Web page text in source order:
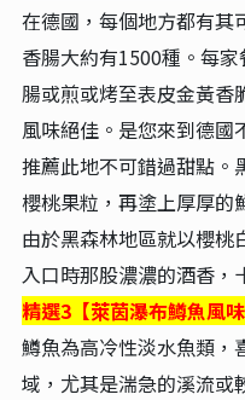
在德國，每個地方都有其
香腸大約有1500種。每
腸或煎或烤至表皮金黃香
風味絕佳。是您來到德國
推薦此地不可錯過甜點。
櫻桃果粒，再塗上厚厚的
由於黑森林地區就以櫻桃
入口時那股濃濃的酒香，
精選3【萊茵瀑布鱒魚風味
鱒魚為高冷性淡水魚類，
域，尤其是湍急的溪流或